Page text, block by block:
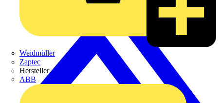
Weidmüller
Zaptec
Hersteller
ABB